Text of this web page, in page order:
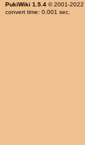
PukiWiki 1.5.4© 2001-2022
convert time: 0.001 sec.